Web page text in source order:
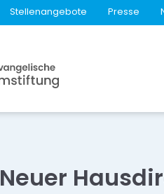
Stellenangebote Presse
Neuer